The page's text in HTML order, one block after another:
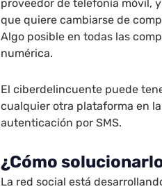
proveedor de telefonía móvil,
que quiere cambiarse de
Algo posible en todas las
numérica.
El ciberdelincuente puede
cualquier otra plataforma en
autenticación por SMS.
¿Cómo
La red social está